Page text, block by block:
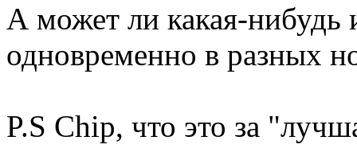
А может ли какая-нибудь
одновременно в разных
P.S Chip, что это за